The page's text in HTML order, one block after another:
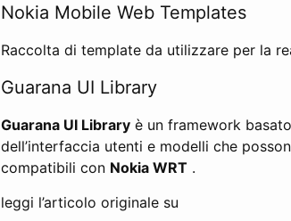
Nokia Mobile Web Templates
Raccolta di template da utilizzare per la
Guarana UI Library
Guarana UI Library è un framework
dell’interfaccia utenti e modelli che
compatibili con Nokia WRT .
leggi l’articolo originale su